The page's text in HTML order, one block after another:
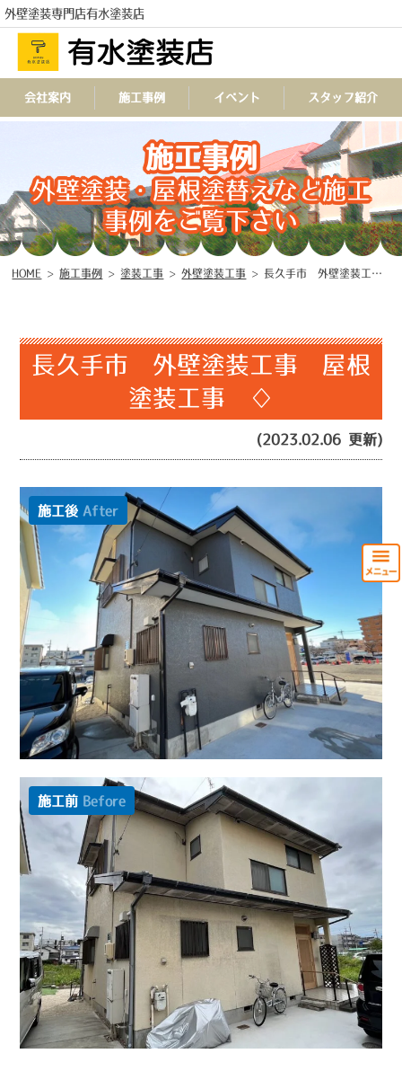
外壁塗装専門店有水塗装店
TEL
会社案内 施工事例 イベント スタッフ紹介
施工事例
外壁塗装・屋根塗替えなど施工
事例をご覧下さい
HOME > 施工事例 > 塗装工事 >外壁塗装工事 >長久手市 外壁塗装工事 屋根塗装工事 ♢
長久手市 外壁塗装工事 屋根
塗装工事 ♢
(2023.02.06 更新)
施工後 After
施工前 Before